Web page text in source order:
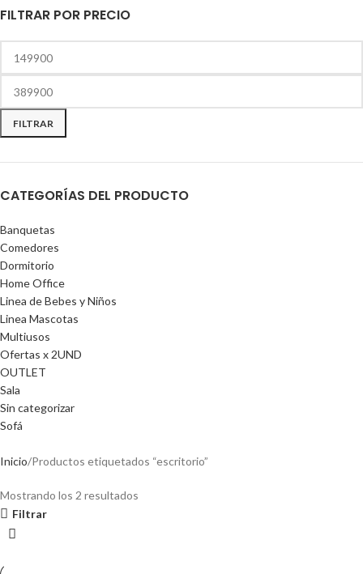
FILTRAR POR PRECIO
FILTRAR
CATEGORÍAS DEL PRODUCTO
Banquetas
Comedores
Dormitorio
Home Office
Linea de Bebes y Niños
Linea Mascotas
Multiusos
Ofertas x 2UND
OUTLET
Sala
Sin categorizar
Sofá
Inicio Productos etiquetados “escritorio”
Mostrando los 2 resultados
Filtrar